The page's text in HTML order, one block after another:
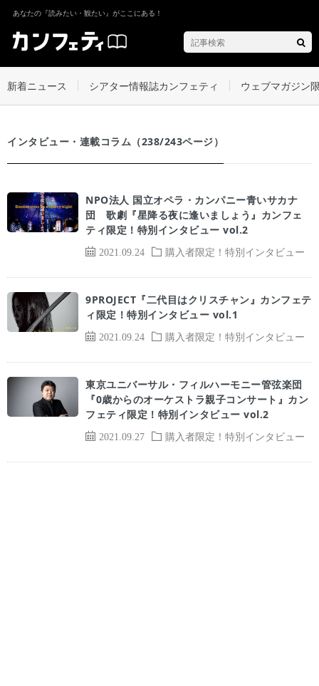
あなたの『読みたい・観たい』がここにある！
新着ニュース シアター情報誌カンフェティ ウェブマガジン
インタビュー・連載コラム（238/243ページ）
2021.09.24 購入者限定！特別インタビュー
NPO法人 国立オペラ・カンパニー青いサカナ
団 歌劇『星降る夜に逢いましょう』カンフェ
ティ限定！特別インタビュー vol.2
2021.09.24 購入者限定！特別インタビュー
9PROJECT『二代目はクリスチャン』カンフェテ
ィ限定！特別インタビュー vol.1
2021.09.27 購入者限定！特別インタビュー
東京ユニバーサル・フィルハーモニー管弦楽団
『0歳からのオーケストラ親子コンサート』カン
フェティ限定！特別インタビュー vol.2